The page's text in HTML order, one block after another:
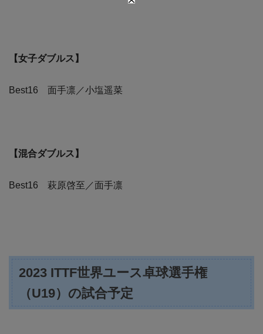
【女子ダブルス】
Best16 面手凛／小塩遥菜
【混合ダブルス】
Best16 萩原啓至／面手凛
2023 ITTF世界ユース卓球選手権
（U19）の試合予定